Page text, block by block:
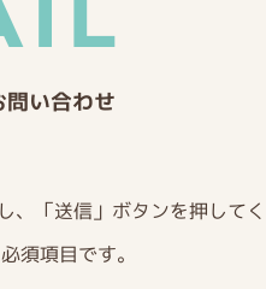
問い合わせ
、「送信」ボタンを押して
須項目です。